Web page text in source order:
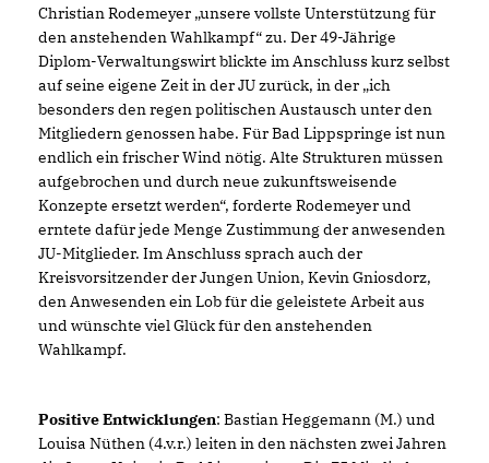
Christian Rodemeyer „unsere vollste Unterstützung für
den anstehenden Wahlkampf“ zu. Der 49-Jährige
Diplom-Verwaltungswirt blickte im Anschluss kurz selbst
auf seine eigene Zeit in der JU zurück, in der „ich
besonders den regen politischen Austausch unter den
Mitgliedern genossen habe. Für Bad Lippspringe ist nun
endlich ein frischer Wind nötig. Alte Strukturen müssen
aufgebrochen und durch neue zukunftsweisende
Konzepte ersetzt werden“, forderte Rodemeyer und
erntete dafür jede Menge Zustimmung der anwesenden
JU-Mitglieder. Im Anschluss sprach auch der
Kreisvorsitzender der Jungen Union, Kevin Gniosdorz,
den Anwesenden ein Lob für die geleistete Arbeit aus
und wünschte viel Glück für den anstehenden
Wahlkampf.
Positive Entwicklungen: Bastian Heggemann (M.) und
Louisa Nüthen (4.v.r.) leiten in den nächsten zwei Jahren